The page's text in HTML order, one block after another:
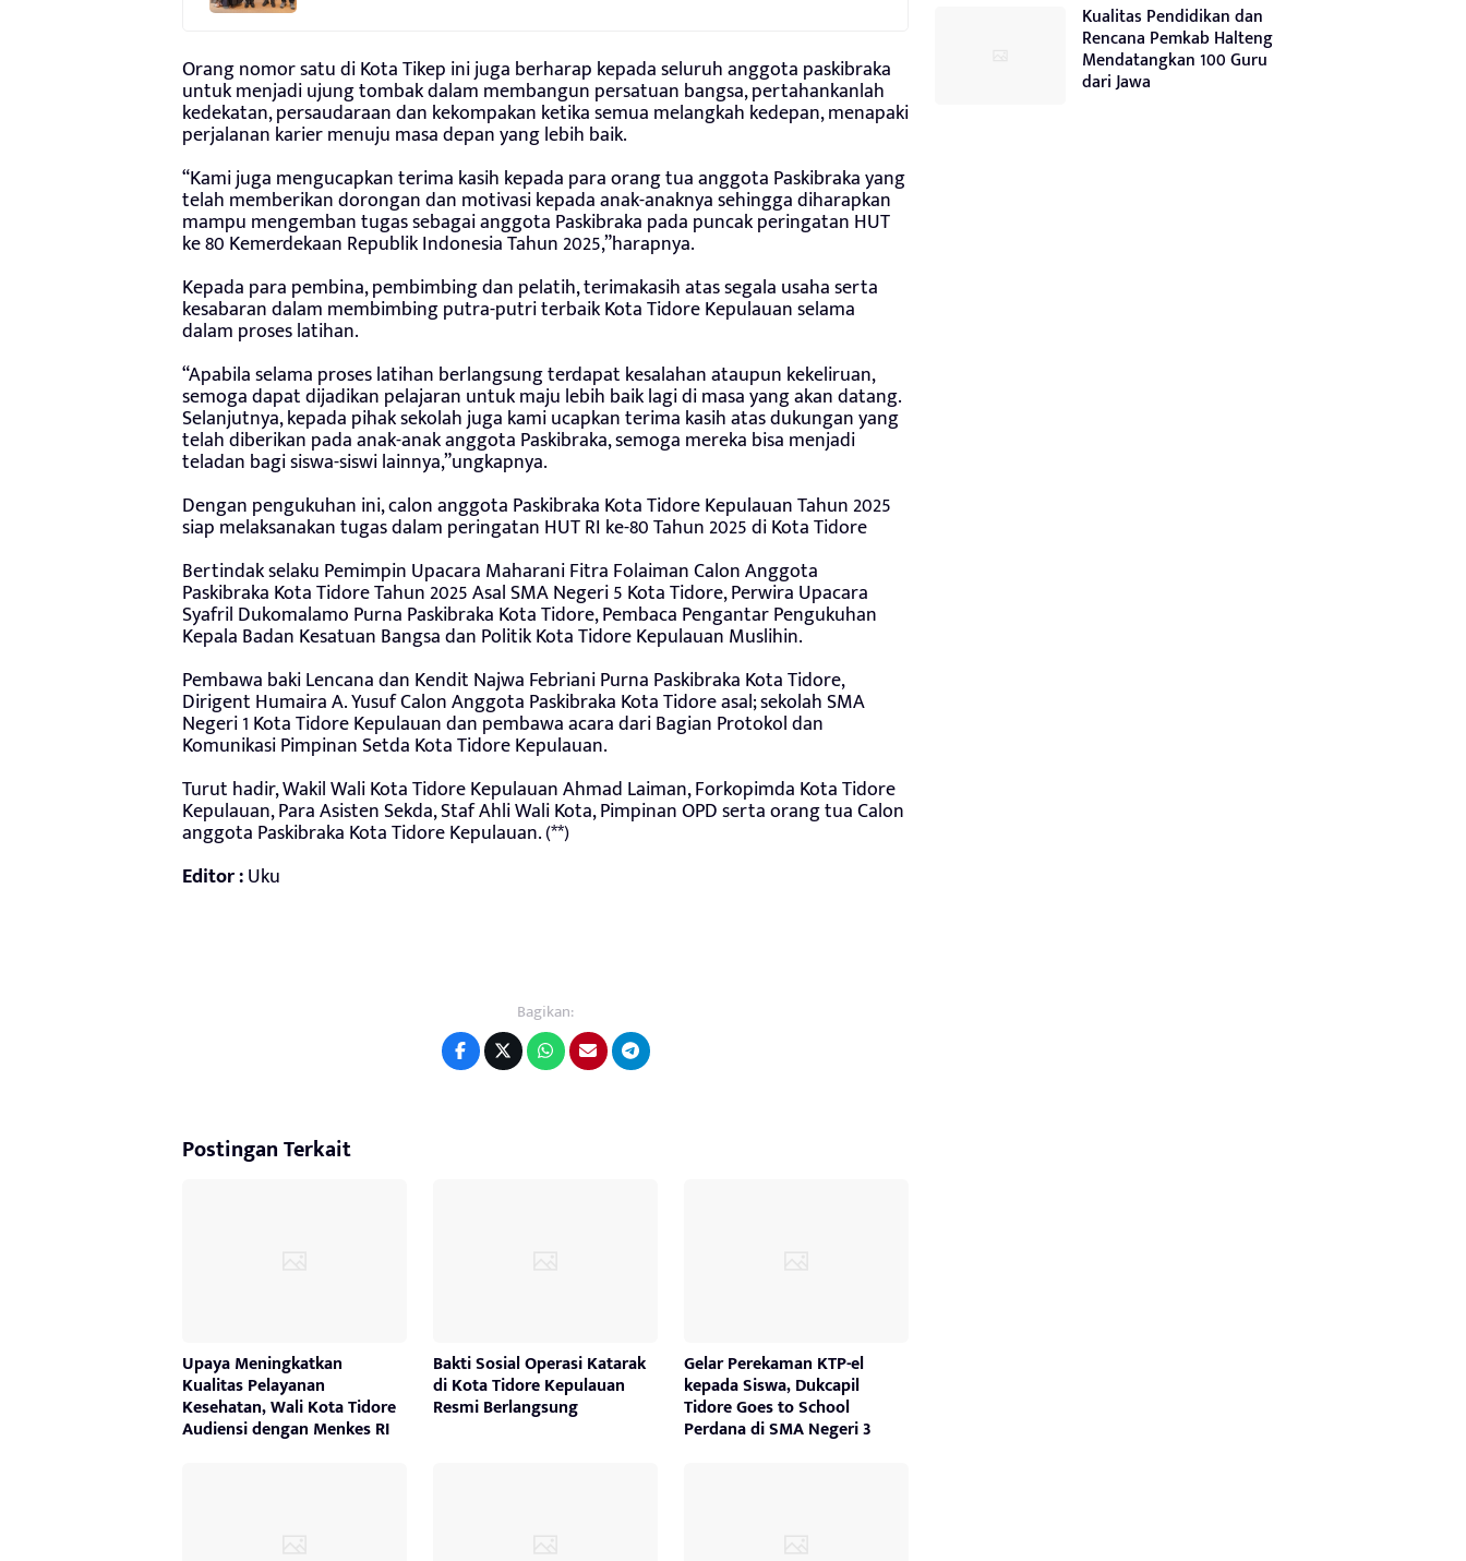
Orang nomor satu di Kota Tikep ini juga berharap kepada seluruh anggota paskibraka
untuk menjadi ujung tombak dalam membangun persatuan bangsa, pertahankanlah
kedekatan, persaudaraan dan kekompakan ketika semua melangkah kedepan, menapaki
perjalanan karier menuju masa depan yang lebih baik.
“Kami juga mengucapkan terima kasih kepada para orang tua anggota Paskibraka yang
telah memberikan dorongan dan motivasi kepada anak-anaknya sehingga diharapkan
mampu mengemban tugas sebagai anggota Paskibraka pada puncak peringatan HUT
ke 80 Kemerdekaan Republik Indonesia Tahun 2025,”harapnya.
Kepada para pembina, pembimbing dan pelatih, terimakasih atas segala usaha serta
kesabaran dalam membimbing putra-putri terbaik Kota Tidore Kepulauan selama
dalam proses latihan.
“Apabila selama proses latihan berlangsung terdapat kesalahan ataupun kekeliruan,
semoga dapat dijadikan pelajaran untuk maju lebih baik lagi di masa yang akan datang.
Selanjutnya, kepada pihak sekolah juga kami ucapkan terima kasih atas dukungan yang
telah diberikan pada anak-anak anggota Paskibraka, semoga mereka bisa menjadi
teladan bagi siswa-siswi lainnya,”ungkapnya.
Dengan pengukuhan ini, calon anggota Paskibraka Kota Tidore Kepulauan Tahun 2025
siap melaksanakan tugas dalam peringatan HUT RI ke-80 Tahun 2025 di Kota Tidore
Bertindak selaku Pemimpin Upacara Maharani Fitra Folaiman Calon Anggota
Paskibraka Kota Tidore Tahun 2025 Asal SMA Negeri 5 Kota Tidore, Perwira Upacara
Syafril Dukomalamo Purna Paskibraka Kota Tidore, Pembaca Pengantar Pengukuhan
Kepala Badan Kesatuan Bangsa dan Politik Kota Tidore Kepulauan Muslihin.
Pembawa baki Lencana dan Kendit Najwa Febriani Purna Paskibraka Kota Tidore,
Dirigent Humaira A. Yusuf Calon Anggota Paskibraka Kota Tidore asal; sekolah SMA
Negeri 1 Kota Tidore Kepulauan dan pembawa acara dari Bagian Protokol dan
Komunikasi Pimpinan Setda Kota Tidore Kepulauan.
Turut hadir, Wakil Wali Kota Tidore Kepulauan Ahmad Laiman, Forkopimda Kota Tidore
Kepulauan, Para Asisten Sekda, Staf Ahli Wali Kota, Pimpinan OPD serta orang tua Calon
anggota Paskibraka Kota Tidore Kepulauan. (**)
Editor :Uku
Bagikan:
Postingan Terkait
Upaya Meningkatkan
Kualitas Pelayanan
Kesehatan, Wali Kota Tidore
Audiensi dengan Menkes RI
Bakti Sosial Operasi Katarak
di Kota Tidore Kepulauan
Resmi Berlangsung
Gelar Perekaman KTP-el
kepada Siswa, Dukcapil
Tidore Goes to School
Perdana di SMA Negeri 3
Kualitas Pendidikan dan
Rencana Pemkab Halteng
Mendatangkan 100 Guru
dari Jawa